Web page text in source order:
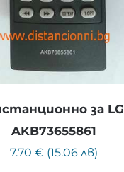
за LG
AKB73655861
7.70 € (15.06 лв)